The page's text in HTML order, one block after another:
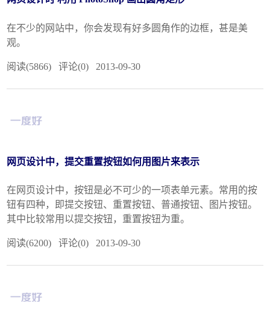
在不少的网站中，你会发现有好多圆角作的边框，甚是美
观。
阅读(5866) 评论(0) 2013-09-30
网页设计中，提交重置按钮如何用图片来表示
在网页设计中，按钮是必不可少的一项表单元素。常用的按
钮有四种，即提交按钮、重置按钮、普通按钮、图片按钮。
其中比较常用以提交按钮，重置按钮为重。
阅读(6200) 评论(0) 2013-09-30